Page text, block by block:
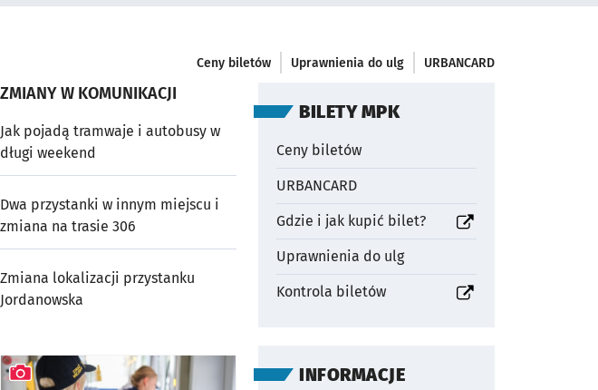
KARCIE Ceny biletów Uprawnienia do ulg URBANCARD
ZMIANY W KOMUNIKACJI
Jak pojadą tramwaje i autobusy w
długi weekend
otworzy się w nowej karcie
Dwa przystanki w innym miejscu i
zmiana na trasie 306
otworzy się w nowej karcie
Zmiana lokalizacji przystanku
Jordanowska
BILETY MPKOTWORZY SIĘ W
Ceny biletów
URBANCARD
Gdzie i jak kupić bilet?otworzy się w nowej karcie
Uprawnienia do ulg
Kontrola biletówotworzy się w nowej karcie
INFORMACJEOTWORZY SIĘ W